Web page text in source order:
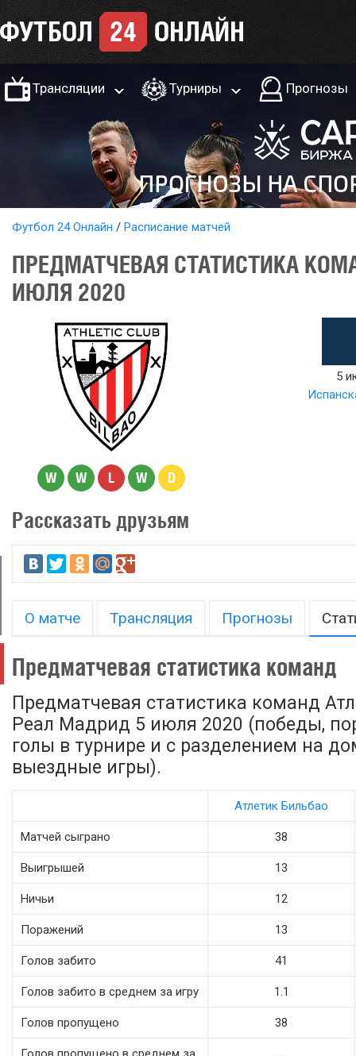
Трансляции Турниры Прогнозы
Футбол 24 Онлайн Расписание матчей
ПРЕДМАТЧЕВАЯ СТАТИСТИКА
ИЮЛЯ 2020
W W L W D
5
Рассказать друзьям
О матче Трансляция Прогнозы
Предматчевая статистика команд
Предматчевая статистика команд
Реал Мадрид 5 июля 2020 (победы,
голы в турнире и с разделением на
выездные игры).
Атлетик Бильбао
Матчей сыграно 38
Выигрышей 13
Ничьи 12
Поражений 13
Голов забито 41
Голов забито в среднем за игру 1.1
Голов пропущено 38